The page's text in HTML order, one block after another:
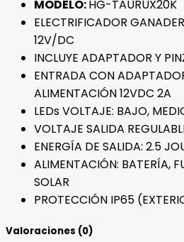
MODELO:HG-TAURUX20K
ELECTRIFICADOR
12V/DC
INCLUYE ADAPTADOR Y
ENTRADA CON
ALIMENTACIÓN 12VDC 2A
LEDs VOLTAJE: BAJO,
VOLTAJE SALIDA
ENERGÍA DE SALIDA: 2.5
ALIMENTACIÓN: BATERÍA,
SOLAR
PROTECCIÓN IP65
Valoraciones (0)